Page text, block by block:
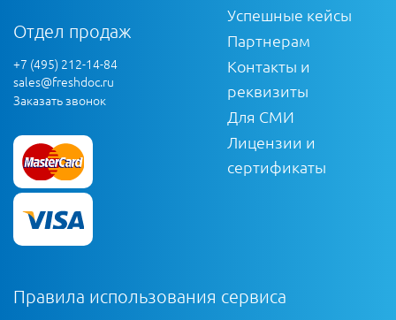
Отдел продаж
+7 (495) 212-14-84
sales@freshdoc.ru
Заказать звонок
Успешные кейсы
Партнерам
Контакты и
реквизиты
Для СМИ
Лицензии и
сертификаты
Правила использования сервиса